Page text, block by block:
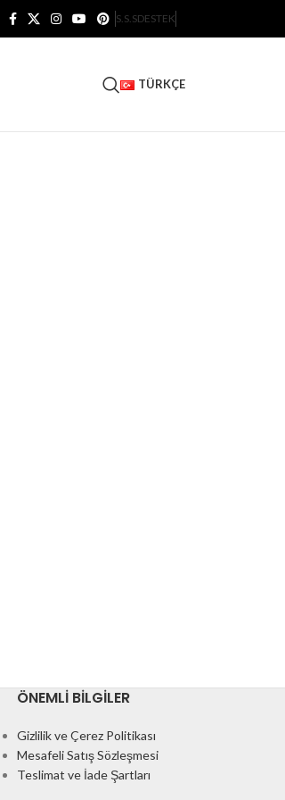
S.S.SDESTEK
TÜRKÇE
ÖNEMLI BILGILER
Gizlilik ve Çerez Politikası
Mesafeli Satış Sözleşmesi
Teslimat ve İade Şartları